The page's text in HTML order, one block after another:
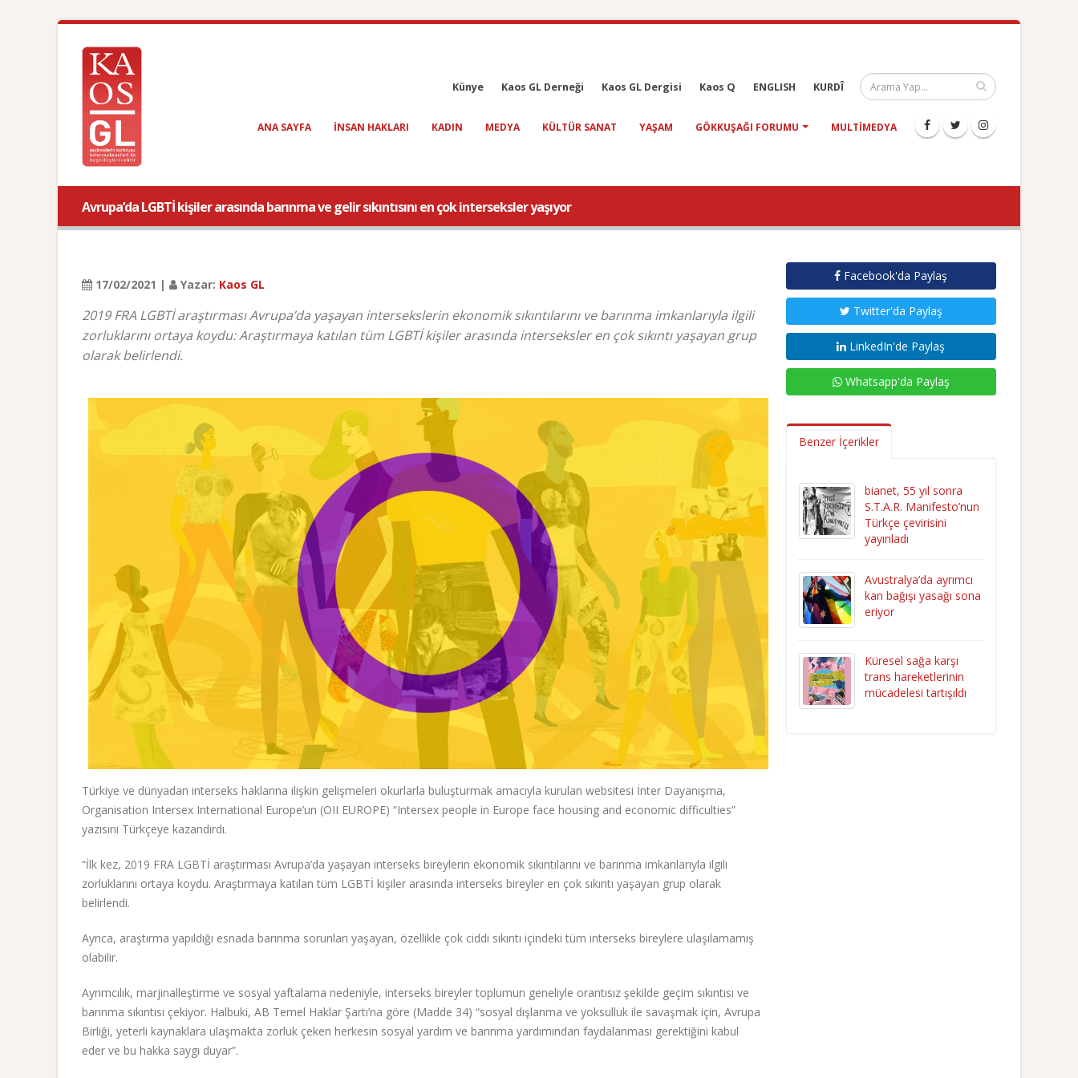
Künye Kaos GL Derneği Kaos GL Dergisi Kaos Q ENGLISH KURDÎ
ANA SAYFA INSAN HAKLARI KADIN MEDYA KÜLTÜR SANAT YAŞAM GÖKKUŞAĞI FORUMU MULTIMEDYA
Avrupa’da LGBTİ kişiler arasında barınma ve gelir sıkıntısını en çok interseksler yaşıyor
17/02/2021 | Yazar: Kaos GL
2019 FRA LGBTİ araştırması Avrupa’da yaşayan intersekslerin ekonomik sıkıntılarını ve barınma imkanlarıyla ilgili
zorluklarını ortaya koydu: Araştırmaya katılan tüm LGBTİ kişiler arasında interseksler en çok sıkıntı yaşayan grup
olarak belirlendi.
Türkiye ve dünyadan interseks haklarına ilişkin gelişmeleri okurlarla buluşturmak amacıyla kurulan websitesi İnter Dayanışma,
Organisation Intersex International Europe’un (OII EUROPE) “Intersex people in Europe face housing and economic difficulties”
yazısını Türkçeye kazandırdı.
“İlk kez, 2019 FRA LGBTİ araştırması Avrupa’da yaşayan interseks bireylerin ekonomik sıkıntılarını ve barınma imkanlarıyla ilgili
zorluklarını ortaya koydu. Araştırmaya katılan tüm LGBTİ kişiler arasında interseks bireyler en çok sıkıntı yaşayan grup olarak
belirlendi.
Ayrıca, araştırma yapıldığı esnada barınma sorunları yaşayan, özellikle çok ciddi sıkıntı içindeki tüm interseks bireylere ulaşılamamış
olabilir.
Ayrımcılık, marjinalleştirme ve sosyal yaftalama nedeniyle, interseks bireyler toplumun geneliyle orantısız şekilde geçim sıkıntısı ve
barınma sıkıntısı çekiyor. Halbuki, AB Temel Haklar Şartı’na göre (Madde 34) “sosyal dışlanma ve yoksulluk ile savaşmak için, Avrupa
Birliği, yeterli kaynaklara ulaşmakta zorluk çeken herkesin sosyal yardım ve barınma yardımından faydalanması gerektiğini kabul
eder ve bu hakka saygı duyar”.
Facebook'da Paylaş
Twitter'da Paylaş
LinkedIn'de Paylaş
Whatsapp'da Paylaş
Benzer İçerikler
bianet, 55 yıl sonra
S.T.A.R. Manifesto’nun
Türkçe çevirisini
yayınladı
Avustralya’da ayrımcı
kan bağışı yasağı sona
eriyor
Küresel sağa karşı
trans hareketlerinin
mücadelesi tartışıldı